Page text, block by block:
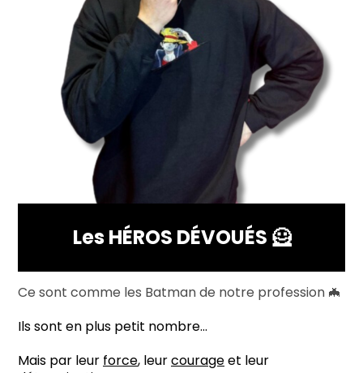
Les HÉROS DÉVOUÉS 🦸
Ce sont comme les Batman de notre profession 🦇
Ils sont en plus petit nombre…
Mais par leur force, leurcourageet leur